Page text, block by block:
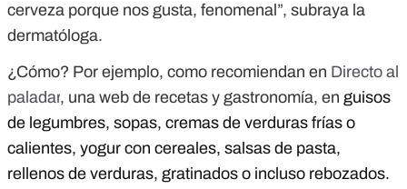
cerveza porque nos gusta, fenomenal”, subraya la
dermatóloga.
¿Cómo? Por ejemplo, como recomiendan en Directo al
paladar, una web de recetas y gastronomía, en guisos
de legumbres, sopas, cremas de verduras frías o
calientes, yogur con cereales, salsas de pasta,
rellenos de verduras, gratinados o incluso rebozados.